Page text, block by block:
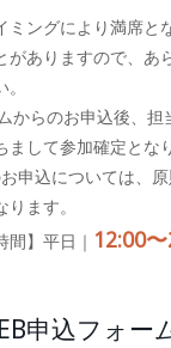
ミングにより満席と
がありますので、あ
からのお申込後、担
まして参加確定とな
申込については、
ます。
間】平日｜ 12:00
申込フォー